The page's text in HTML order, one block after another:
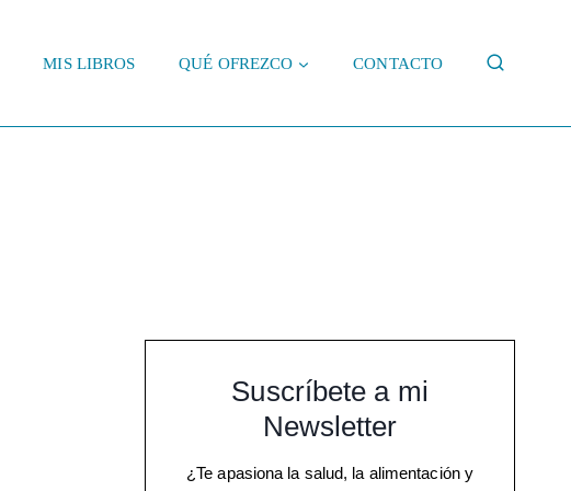
MIS LIBROS QUÉ OFREZCO CONTACTO
Suscríbete a mi
Newsletter
¿Te apasiona la salud, la alimentación y